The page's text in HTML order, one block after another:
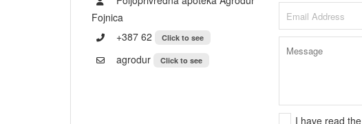
Fojnica
+387 62
Click to see
agrodur Click to see
I have read the